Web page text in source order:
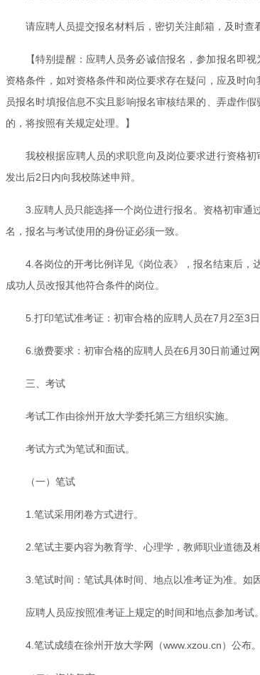
请应聘人员提交报名材料后，密切关注邮箱，及时查
【特别提醒：应聘人员务必诚信报名，参加报名即
资格条件，如对资格条件和岗位要求存在疑问，应及时
员报名时填报信息不实且影响报名审核结果的、弄虚作
的，将按照有关规定处理。】
我校根据应聘人员的求职意向及岗位要求进行资格
发出后2日内向我校陈述申辩。
3.应聘人员只能选择一个岗位进行报名。资格初审通
名，报名与考试使用的身份证必须一致。
4.各岗位的开考比例详见《岗位表》，报名结束后，
成功人员改报其他符合条件的岗位。
5.打印笔试准考证：初审合格的应聘人员在7月2至3
6.缴费要求：初审合格的应聘人员在6月30日前通过
三、考试
考试工作由徐州开放大学委托第三方组织实施。
考试方式为笔试和面试。
（一）笔试
1.笔试采用闭卷方式进行。
2.笔试主要内容为教育学、心理学，教师职业道德及
3.笔试时间：笔试具体时间、地点以准考证为准。如
应聘人员应按照准考证上规定的时间和地点参加考
4.笔试成绩在徐州开放大学网（www.xzou.cn）公布